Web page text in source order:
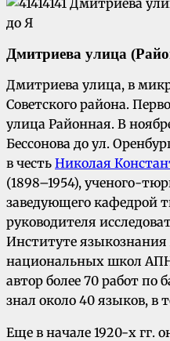
Дмитриева улица
Дмитриева улица, в
Советского района.
улица Районная. В
Бессонова до ул.
в честь Николая
(1898–1954), ученого-
заведующего кафедрой
руководителя
Институте
национальных школ
автор более 70 работ
знал около 40 языков, в
Еще в начале 1920-х гг.